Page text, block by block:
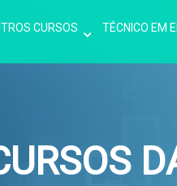
CURSOS TÉCNICO EM